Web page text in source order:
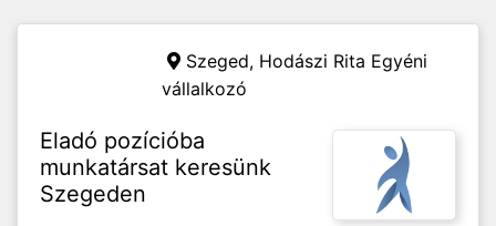
Szeged, Hodászi Rita Egyéni
vállalkozó
Eladó pozícióba
munkatársat keresünk
Szegeden